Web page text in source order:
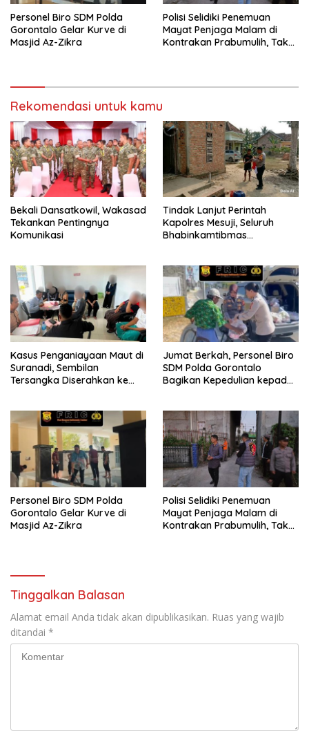
Personel Biro SDM Polda
Gorontalo Gelar Kurve di
Masjid Az-Zikra
Polisi Selidiki Penemuan
Mayat Penjaga Malam di
Kontrakan Prabumulih, Tak
Rekomendasi untuk kamu
Bekali Dansatkowil, Wakasad
Tekankan Pentingnya
Komunikasi
Tindak Lanjut Perintah
Kapolres Mesuji, Seluruh
Bhabinkamtibmas
Masyarakat
Kasus Penganiayaan Maut di
Suranadi, Sembilan
Tersangka Diserahkan ke
Jumat Berkah, Personel Biro
SDM Polda Gorontalo
Bagikan Kepedulian kepada
Personel Biro SDM Polda
Gorontalo Gelar Kurve di
Masjid Az-Zikra
Polisi Selidiki Penemuan
Mayat Penjaga Malam di
Kontrakan Prabumulih, Tak
Tinggalkan Balasan
Alamat email Anda tidak akan dipublikasikan. Ruas yang wajib
ditandai *